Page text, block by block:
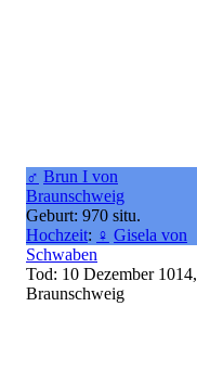
♂ Brun I von
Braunschweig
Geburt: 970 situ.
Hochzeit: ♀ Gisela von
Schwaben
Tod: 10 Dezember 1014,
Braunschweig